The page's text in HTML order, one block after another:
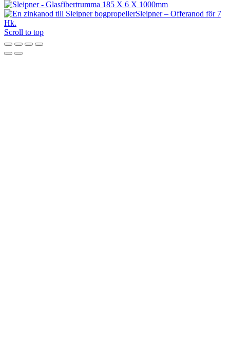
Sleipner – Offeranod för 7
Hk.
Scroll to top